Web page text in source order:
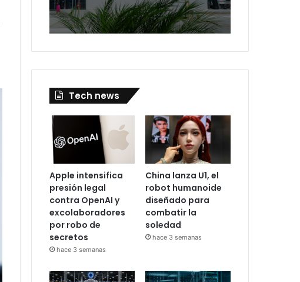
Tech news
Apple intensifica
presión legal
contra OpenAI y
excolaboradores
por robo de
secretos
hace 3 semanas
China lanza U1, el
robot humanoide
diseñado para
combatir la
soledad
hace 3 semanas